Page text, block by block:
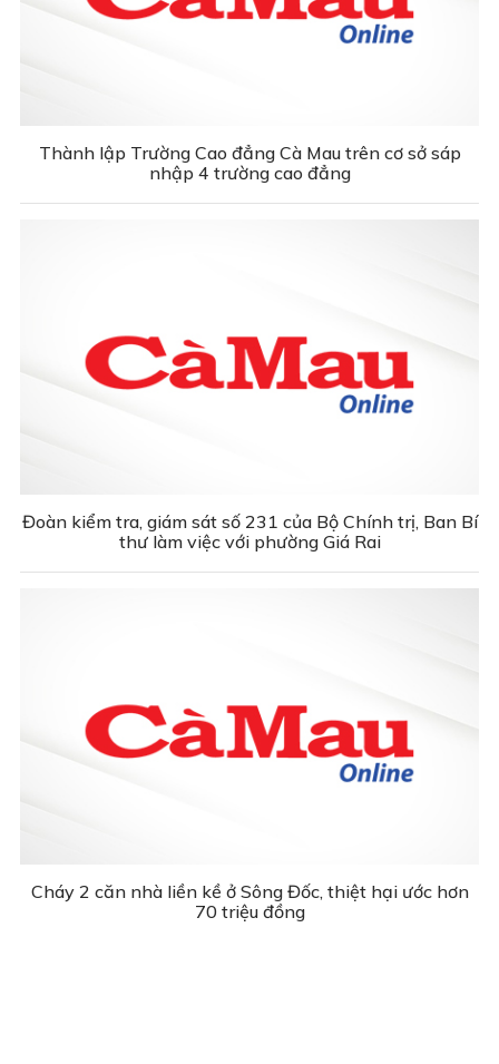
Thành lập Trường Cao đẳng Cà Mau trên cơ sở sáp
nhập 4 trường cao đẳng
Đoàn kiểm tra, giám sát số 231 của Bộ Chính trị, Ban Bí
thư làm việc với phường Giá Rai
Cháy 2 căn nhà liền kề ở Sông Đốc, thiệt hại ước hơn
70 triệu đồng